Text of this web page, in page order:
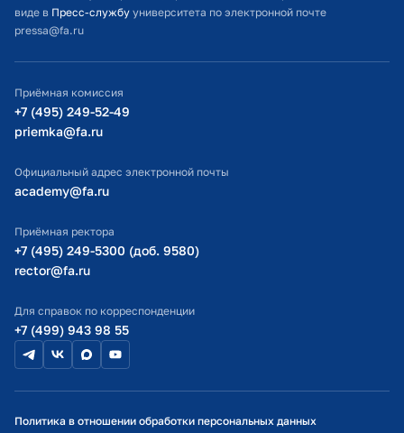
Студенческий офис
Официальный адрес электронной почты
Министерство просвещения РФ
Министерство науки и высшего образования РФ
виде в Пресс-службу университета по электронной почте
pressa@fa.ru
Приёмная комиссия
+7 (495) 249-52-49
priemka@fa.ru
Официальный адрес электронной почты
academy@fa.ru
Приёмная ректора
+7 (495) 249-5300 (доб. 9580)
rector@fa.ru
Для справок по корреспонденции
+7 (499) 943 98 55
Политика в отношении обработки персональных данных